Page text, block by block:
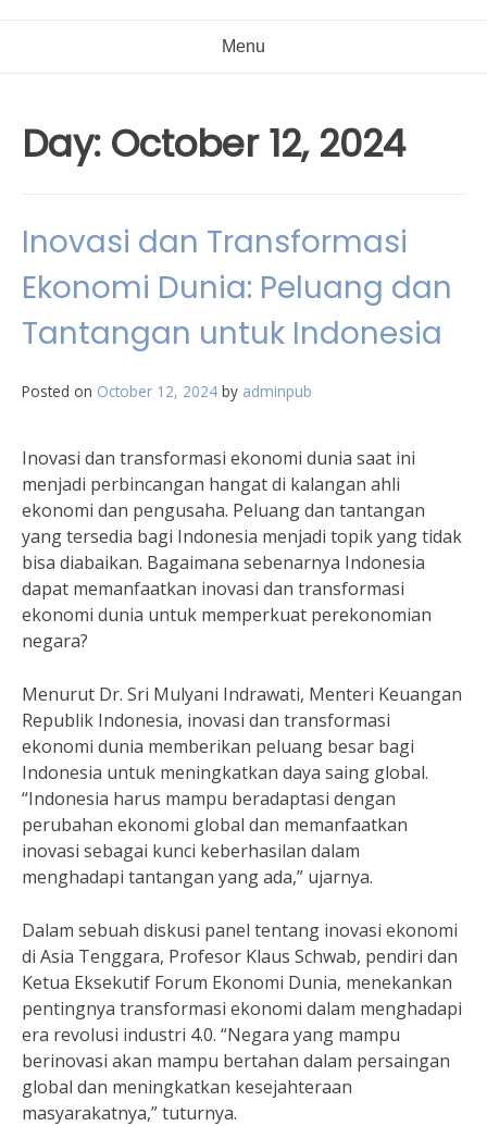
Menu
Day: October 12, 2024
Inovasi dan Transformasi
Ekonomi Dunia: Peluang dan
Tantangan untuk Indonesia
Posted on October 12, 2024 by adminpub
Inovasi dan transformasi ekonomi dunia saat ini
menjadi perbincangan hangat di kalangan ahli
ekonomi dan pengusaha. Peluang dan tantangan
yang tersedia bagi Indonesia menjadi topik yang tidak
bisa diabaikan. Bagaimana sebenarnya Indonesia
dapat memanfaatkan inovasi dan transformasi
ekonomi dunia untuk memperkuat perekonomian
negara?
Menurut Dr. Sri Mulyani Indrawati, Menteri Keuangan
Republik Indonesia, inovasi dan transformasi
ekonomi dunia memberikan peluang besar bagi
Indonesia untuk meningkatkan daya saing global.
“Indonesia harus mampu beradaptasi dengan
perubahan ekonomi global dan memanfaatkan
inovasi sebagai kunci keberhasilan dalam
menghadapi tantangan yang ada,” ujarnya.
Dalam sebuah diskusi panel tentang inovasi ekonomi
di Asia Tenggara, Profesor Klaus Schwab, pendiri dan
Ketua Eksekutif Forum Ekonomi Dunia, menekankan
pentingnya transformasi ekonomi dalam menghadapi
era revolusi industri 4.0. “Negara yang mampu
berinovasi akan mampu bertahan dalam persaingan
global dan meningkatkan kesejahteraan
masyarakatnya,” tuturnya.